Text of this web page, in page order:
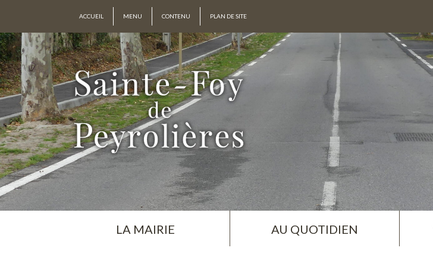
ACCUEIL MENU CONTENU PLAN DE SITE
LA MAIRIE AU QUOTIDIEN